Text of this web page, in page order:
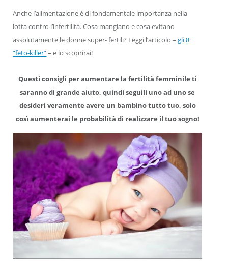
Anche l’alimentazione è di fondamentale importanza nella
lotta contro l’infertilità. Cosa mangiano e cosa evitano
assolutamente le donne super- fertili? Leggi l’articolo –gli 8
“feto-killer”– e lo scoprirai!
Questi consigli per aumentare la fertilità femminile ti
saranno di grande aiuto, quindi seguili uno ad unose
desideri veramente avere un bambino tutto tuo, solo
così aumenterai le probabilità di realizzare il tuo sogno!